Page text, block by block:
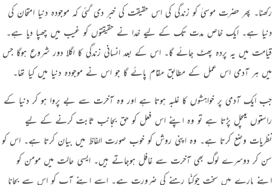
رکھنا۔ پھر حضرت موسیٰ کو زندگی کی اس حقیقت کی خبر دی گئی کہ موجودہ دنیا امتحان کی
دنیا ہے۔ ایک خاص مدت تک کے لیے خدا نے حقیقتوں کو غیب میں چھپا دیا ہے۔
قیامت میں یہ پردہ پھٹ جائے گا۔ اس کے بعد انسانی زندگی کا اگلا دور شروع ہوگا جس
میں ہر آدمی اس عمل کے مطابق مقام پائے گا جو اس نے موجودہ دنیا میں کیا تھا۔
جب ایک آدمی پر خواہشوں کا غلبہ ہوتا ہے اور وہ آخرت سے بے پروا ہو کر دنیا کے
راستوں میںچل پڑتا ہے تو وہ اپنے اس فعل کو حق بجانب ثابت کرنے کے لیے
نظریات وضع کرتا ہے۔ وہ اپنی روش کو خوب صورت الفاظ میں بیان کرتا ہے۔ اس کو
سن کر دوسرے لوگ بھی آخرت سے غافل ہوجاتے ہیں۔ ایسی حالت میں مومن کو
اپنے بارے میں سخت چوکنّا رہنے کی ضرورت ہے۔ اسے اپنے آپ کو اس سے بچانا